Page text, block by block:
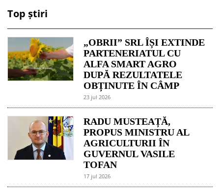
Top știri
„OBRII” SRL ÎȘI EXTINDE
PARTENERIATUL CU
ALFA SMART AGRO
DUPĂ REZULTATELE
OBȚINUTE ÎN CÂMP
23 jul 2026
RADU MUSTEAȚĂ,
PROPUS MINISTRU AL
AGRICULTURII ÎN
GUVERNUL VASILE
TOFAN
17 jul 2026